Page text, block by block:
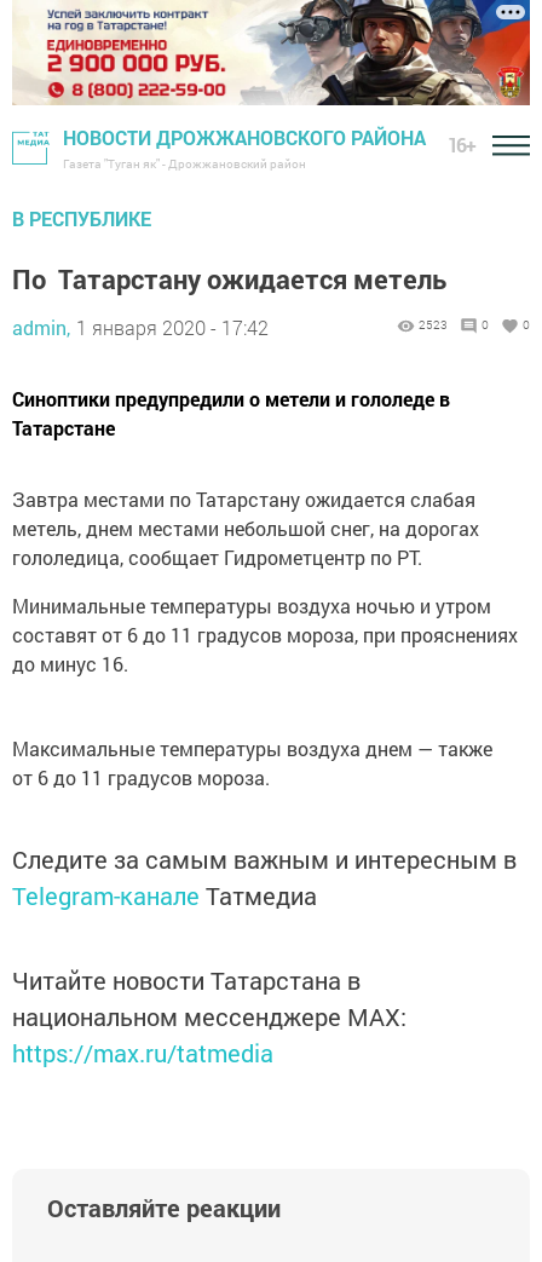
НОВОСТИ ДРОЖЖАНОВСКОГО РАЙОНА
Газета "Туган як" - Дрожжановский район
16+
В РЕСПУБЛИКЕ
По Татарстану ожидается метель
admin, 1 января 2020 - 17:42 2523 0 0
Синоптики предупредили о метели и гололеде в
Татарстане
Завтра местами по Татарстану ожидается слабая
метель, днем местами небольшой снег, на дорогах
гололедица, сообщает Гидрометцентр по РТ.
Минимальные температуры воздуха ночью и утром
составят от 6 до 11 градусов мороза, при прояснениях
до минус 16.
Максимальные температуры воздуха днем — также
от 6 до 11 градусов мороза.
Следите за самым важным и интересным в
Telegram-канале Татмедиа
Читайте новости Татарстана в
национальном мессенджере MАХ:
https://max.ru/tatmedia
Оставляйте реакции